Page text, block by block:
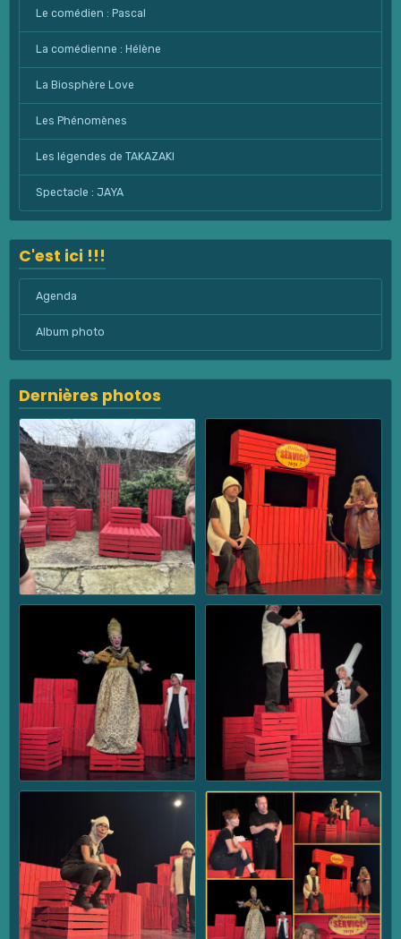
Le comédien : Pascal
La comédienne : Hélène
La Biosphère Love
Les Phénomènes
Les légendes de TAKAZAKI
Spectacle : JAYA
C'est ici !!!
Agenda
Album photo
Dernières photos